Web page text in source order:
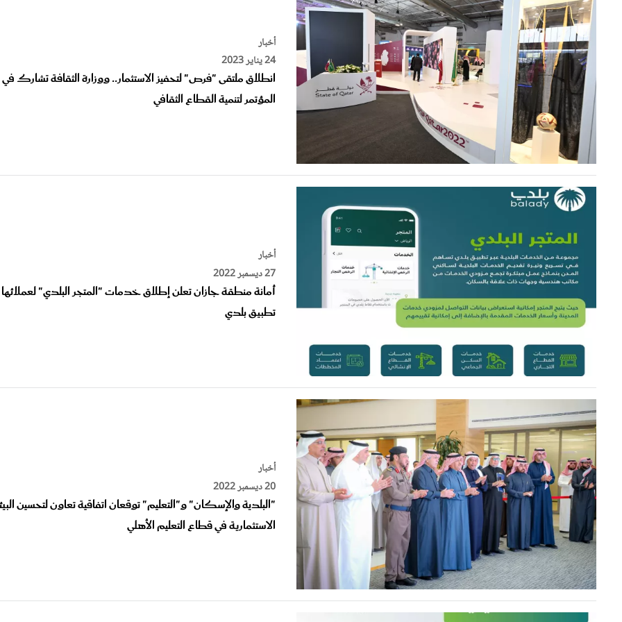
24 يناير 2023
انطلاق ملتقى "فرص" لتحفيز الاستثمار.. ووزارة الثقافة تشارك في
المؤتمر لتنمية القطاع الثقافي
27 ديسمبر 2022
أمانة منطقة جازان تعلن إطلاق خدمات "المتجر البلدي" لعملائها
تطبيق بلدي
20 ديسمبر 2022
"البلدية والإسكان" و"التعليم" توقعان اتفاقية تعاون لتحسين
الاستثمارية في قطاع التعليم الأهلي